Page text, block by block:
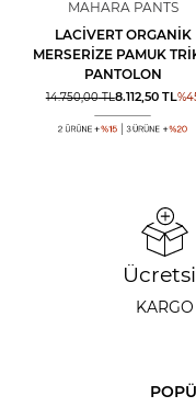
MAHARA PANTS
LACIVERT ORGANIK
MERSERIZE PAMUK
PANTOLON
14.750,00TL8.112,50TL%
KARGO